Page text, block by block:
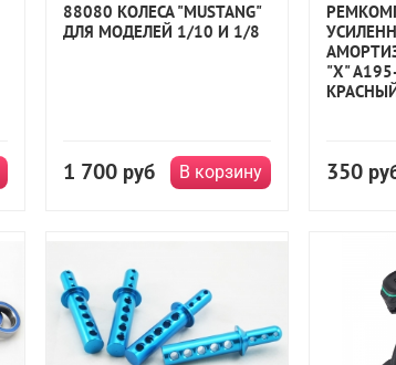
88080 КОЛЕСА "MUSTANG"
ДЛЯ МОДЕЛЕЙ 1/10 И 1/8
1 700 руб В корзину
"X"
350